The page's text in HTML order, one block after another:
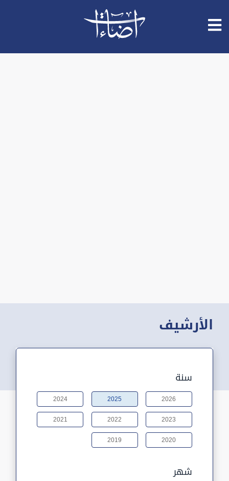
الأرشيف
سنة
2026
2025
2024
2023
2022
2021
2020
2019
شهر